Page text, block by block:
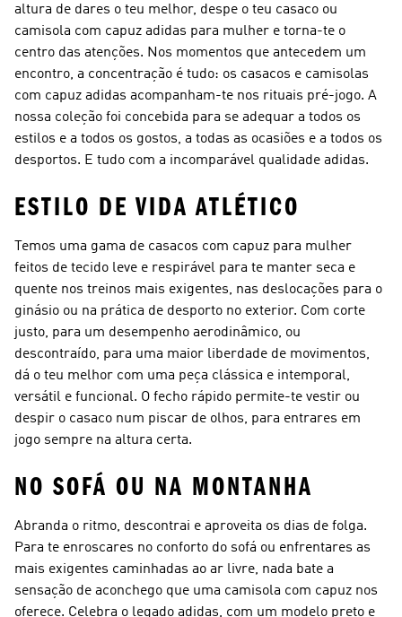
altura de dares o teu melhor, despe o teu casaco ou
camisola com capuz adidas para mulher e torna-te o
centro das atenções. Nos momentos que antecedem um
encontro, a concentração é tudo: os casacos e camisolas
com capuz adidas acompanham-te nos rituais pré-jogo. A
nossa coleção foi concebida para se adequar a todos os
estilos e a todos os gostos, a todas as ocasiões e a todos os
desportos. E tudo com a incomparável qualidade adidas.
ESTILO DE VIDA ATLÉTICO
Temos uma gama de casacos com capuz para mulher
feitos de tecido leve e respirável para te manter seca e
quente nos treinos mais exigentes, nas deslocações para o
ginásio ou na prática de desporto no exterior. Com corte
justo, para um desempenho aerodinâmico, ou
descontraído, para uma maior liberdade de movimentos,
dá o teu melhor com uma peça clássica e intemporal,
versátil e funcional. O fecho rápido permite-te vestir ou
despir o casaco num piscar de olhos, para entrares em
jogo sempre na altura certa.
NO SOFÁ OU NA MONTANHA
Abranda o ritmo, descontrai e aproveita os dias de folga.
Para te enroscares no conforto do sofá ou enfrentares as
mais exigentes caminhadas ao ar livre, nada bate a
sensação de aconchego que uma camisola com capuz nos
oferece. Celebra o legado adidas, com um modelo preto e